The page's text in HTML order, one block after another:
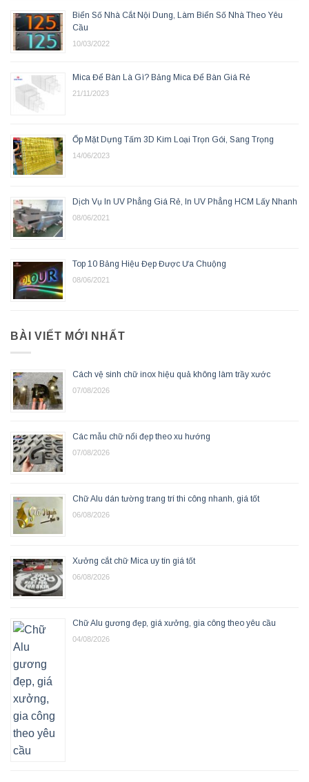
Biển Số Nhà Cắt Nội Dung, Làm Biển Số Nhà Theo Yêu
Cầu
10/03/2022
Mica Để Bàn Là Gì? Bảng Mica Để Bàn Giá Rẻ
21/11/2023
Ốp Mặt Dựng Tấm 3D Kim Loại Trọn Gói, Sang Trọng
14/06/2023
Dịch Vụ In UV Phẳng Giá Rẻ, In UV Phẳng HCM Lấy Nhanh
08/06/2021
Top 10 Bảng Hiệu Đẹp Được Ưa Chuộng
08/06/2021
BÀI VIẾT MỚI NHẤT
Cách vệ sinh chữ inox hiệu quả không làm trầy xước
07/08/2026
Các mẫu chữ nổi đẹp theo xu hướng
07/08/2026
Chữ Alu dán tường trang trí thi công nhanh, giá tốt
06/08/2026
Xưởng cắt chữ Mica uy tín giá tốt
06/08/2026
Chữ Alu gương đẹp, giá xưởng, gia công theo yêu cầu
04/08/2026